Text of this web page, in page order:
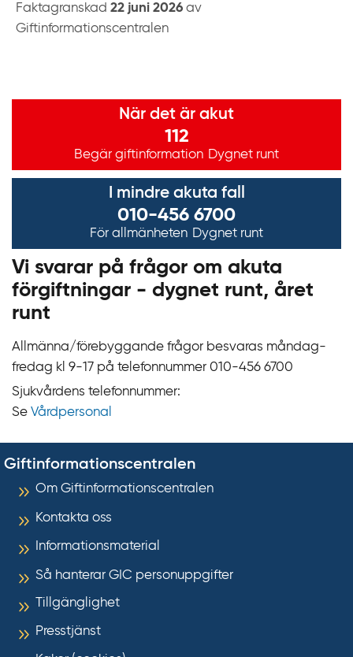
Faktagranskad 22 juni 2026 av
Giftinformationscentralen
Viktig information
När det är akut
112
Begär giftinformation Dygnet runt
I mindre akuta fall
010-456 6700
För allmänheten Dygnet runt
Vi svarar på frågor om akuta
förgiftningar - dygnet runt, året
runt
Allmänna/förebyggande frågor besvaras måndag-
fredag kl 9‍‍-17 på telefonnummer 010‍-‍456 6700
Sjukvårdens telefonnummer:
Se Vårdpersonal
Giftinformationscentralen
Om Giftinformationscentralen
Kontakta oss
Informationsmaterial
Så hanterar GIC personuppgifter
Tillgänglighet
Presstjänst